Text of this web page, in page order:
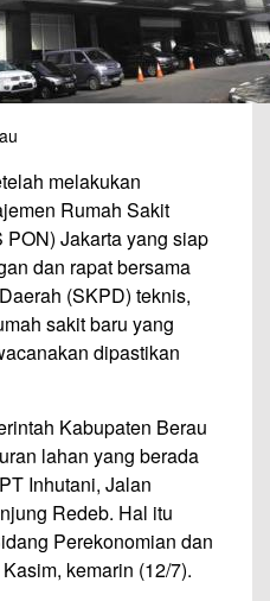
melakukan
Rumah Sakit
Jakarta yang siap
dan rapat bersama
(SKPD) teknis,
sakit baru yang
dipastikan
Kabupaten Berau
lahan yang berada
Inhutani, Jalan
Redeb. Hal itu
Perekonomian dan
kemarin (12/7).